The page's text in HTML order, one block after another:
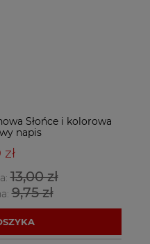
Słońce i kolorowa
napis
13,00 zł
9,75 zł